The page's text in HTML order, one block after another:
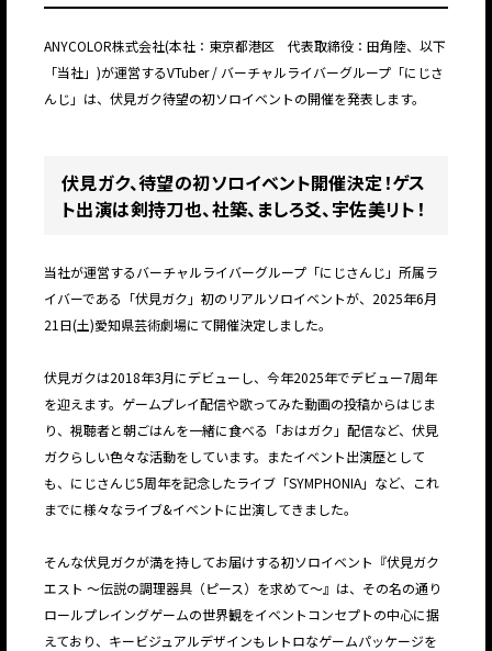
ANYCOLOR株式会社(本社：東京都港区 代表取締役：田角陸、以下
「当社」)が運営するVTuber / バーチャルライバーグループ「にじさ
んじ」は、伏見ガク待望の初ソロイベントの開催を発表します。
伏見ガク、待望の初ソロイベント開催決定！ゲス
ト出演は剣持刀也、社築、ましろ爻、宇佐美リト！
当社が運営するバーチャルライバーグループ「にじさんじ」所属ラ
イバーである「伏見ガク」初のリアルソロイベントが、2025年6月
21日(土)愛知県芸術劇場にて開催決定しました。
伏見ガクは2018年3月にデビューし、今年2025年でデビュー7周年
を迎えます。ゲームプレイ配信や歌ってみた動画の投稿からはじま
り、視聴者と朝ごはんを一緒に食べる「おはガク」配信など、伏見
ガクらしい色々な活動をしています。またイベント出演歴として
も、にじさんじ5周年を記念したライブ「SYMPHONIA」など、これ
までに様々なライブ&イベントに出演してきました。
そんな伏見ガクが満を持してお届けする初ソロイベント『伏見ガク
エスト 〜伝説の調理器具（ピース）を求めて〜』は、その名の通り
ロールプレイングゲームの世界観をイベントコンセプトの中心に据
えており、キービジュアルデザインもレトロなゲームパッケージを